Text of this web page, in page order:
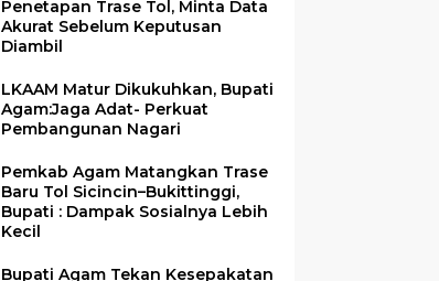
Penetapan Trase Tol, Minta Data
Akurat Sebelum Keputusan
Diambil
LKAAM Matur Dikukuhkan, Bupati
Agam:Jaga Adat- Perkuat
Pembangunan Nagari
Pemkab Agam Matangkan Trase
Baru Tol Sicincin–Bukittinggi,
Bupati : Dampak Sosialnya Lebih
Kecil
Bupati Agam Tekan Kesepakatan